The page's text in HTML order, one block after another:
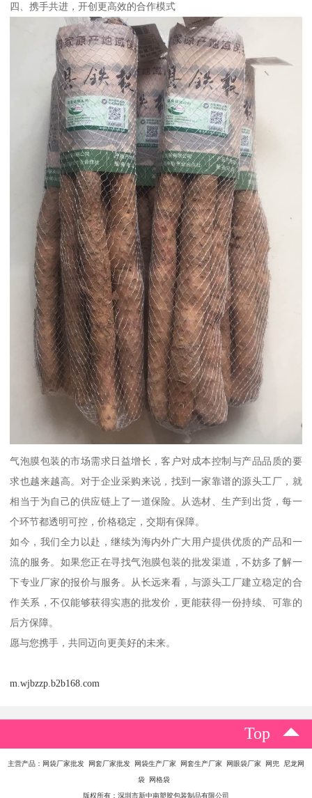
四、携手共进，开创更高效的合作模式
气泡膜包装的市场需求日益增长，客户对成本控制与产品品质的要
求也越来越高。对于企业采购来说，找到一家靠谱的源头工厂，就
相当于为自己的供应链上了一道保险。从选材、生产到出货，每一
个环节都透明可控，价格稳定，交期有保障。
如今，我们全力以赴，继续为海内外广大用户提供优质的产品和一
流的服务。如果您正在寻找气泡膜包装的批发渠道，不妨多了解一
下专业厂家的报价与服务。从长远来看，与源头工厂建立稳定的合
作关系，不仅能够获得实惠的批发价，更能获得一份持续、可靠的
后方保障。
愿与您携手，共同迈向更美好的未来。
m.wjbzzp.b2b168.com
Top
主营产品：网袋厂家批发 网套厂家批发 网袋生产厂家 网套生产厂家 网眼袋厂家 网兜 尼龙网
袋 网格袋
版权所有：深圳市新中南塑胶包装制品有限公司